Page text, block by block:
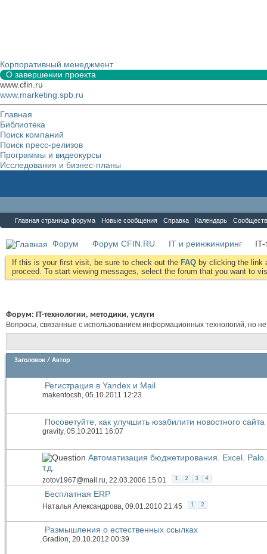
Корпоративный менеджмент
О завершении проекта
www.cfin.ru
www.marketing.spb.ru
Главная
Библиотека
Поиск компаний
Поиск пресс-релизов
Программы и видеокурсы
Исследования и бизнес-планы
Главная страница форума Новые сообщения Справка Календарь
Форум Форум CFIN.RU IT и реинжиниринг IT-
If this is your first visit, be sure to check out the FAQ by clicking the link
proceed. To start viewing messages, select the forum that you want to
Форум: IT-технологии, методики, услуги
Вопросы, связанные с использованием информационных технологий, но
Заголовок / Автор
Регистрация в Yandex и Mail
makentocsh, 05.10.2011 12:23
Посоветуйте, как улучшить юзабилити новостного сайта
gravity, 05.10.2011 16:07
Автоматизация бюджетирования. Excel.
т.д.
zotov1967@mail.ru, 22.03.2006 15:01 1 2 3 4
Бесплатная ERP
Наталья Александрова , 09.01.2010 21:45 1 2
Размышления о естественных ссылках
Gradion, 20.10.2012 00:39